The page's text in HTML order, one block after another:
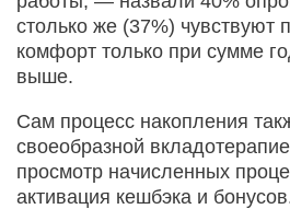
столько же (37%)
комфорт только при сумме
выше.
Сам процесс накопления
своеобразной
просмотр начисленных
активация кешбэка и